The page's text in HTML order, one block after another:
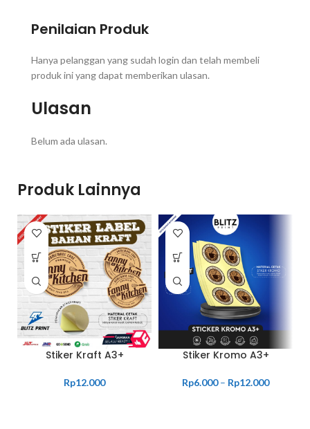
Penilaian Produk
Ulasan
Belum ada ulasan.
Hanya pelanggan yang sudah login dan telah membeli
produk ini yang dapat memberikan ulasan.
Produk Lainnya
Stiker Kraft A3+
Rp12.000
Stiker Kromo A3+
Rp6.000 – Rp12.000